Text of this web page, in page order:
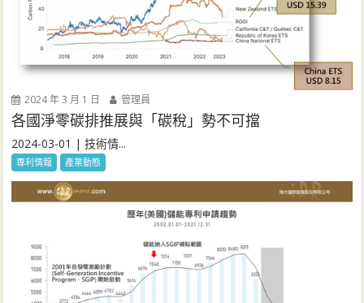
2024 年 3 月 1 日 管理員
各國淨零碳排推展與「碳稅」勢不可擋
2024-03-01 | 技術情...
專利情報 產業動態